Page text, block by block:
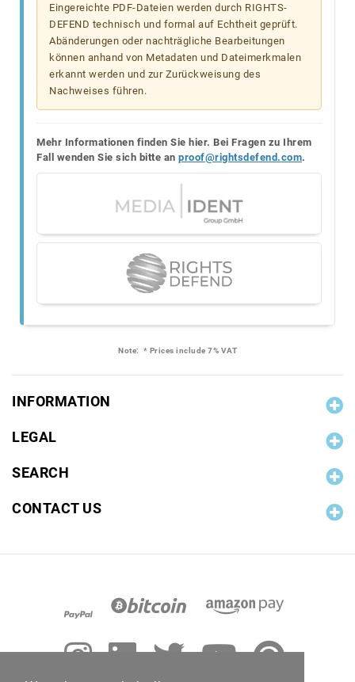
Eingereichte PDF-Dateien werden durch RIGHTS-
DEFEND technisch und formal auf Echtheit geprüft.
Abänderungen oder nachträgliche Bearbeitungen
können anhand von Metadaten und Dateimerkmalen
erkannt werden und zur Zurückweisung des
Nachweises führen.
Mehr Informationen finden Sie hier. Bei Fragen zu Ihrem
Fall wenden Sie sich bitte an proof@rightsdefend.com.
Note: * Prices include 7% VAT
INFORMATION
LEGAL
SEARCH
CONTACT US